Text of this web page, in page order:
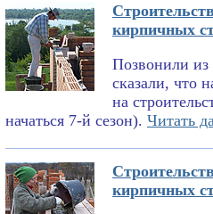
кирпичных
Позвонили из
сказали, что
на
начаться 7-й сезон). Читать
кирпичных